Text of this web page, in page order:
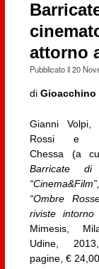
attorno
Pubblicato il20
di Gioacchino
Gianni Volpi,
Rossi e
Chessa (a
Barricate di
“Cinema&Film”,
“Ombre
riviste intorno
Mimesis,
Udine,
pagine, € 24,00